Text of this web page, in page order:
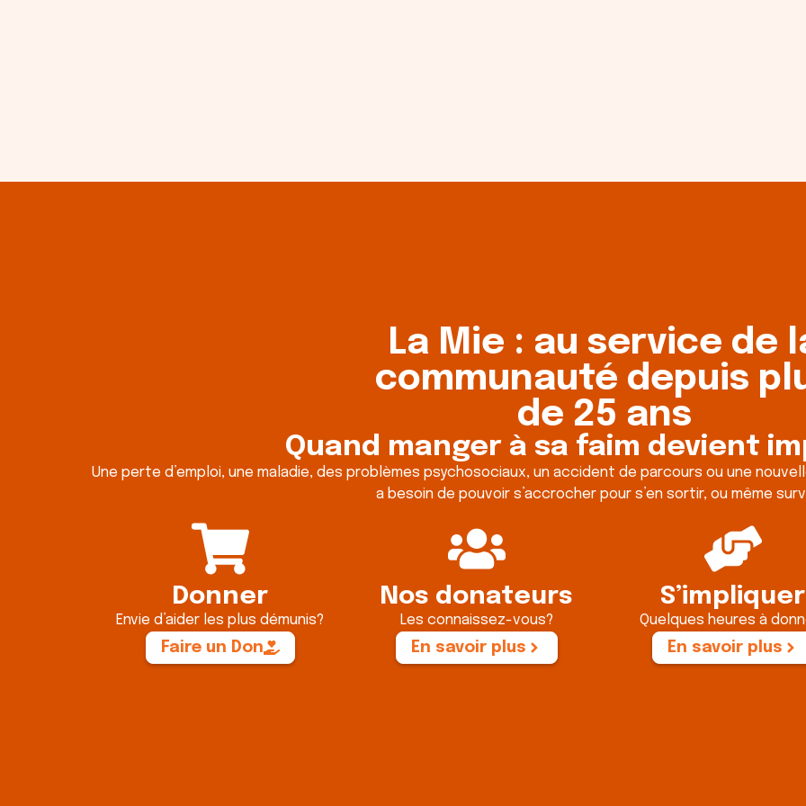
depuis plus de
Nourrir la dignité
La Mie : au service de
communauté depuis
de 25 ans
Quand manger à sa faim devient
Une perte d’emploi, une maladie, des problèmes psychosociaux, un accident de parcours ou une
a besoin de pouvoir s’accrocher pour s’en sortir, ou même
Donner
Envie d’aider les plus démunis?
Faire un Don
Nos donateurs
Les connaissez-vous?
En savoir plus
S’impliquer
Quelques heures à
En savoir plus